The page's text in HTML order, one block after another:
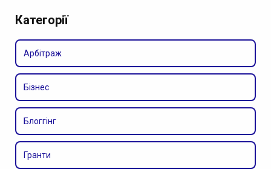
Категорії
Арбітраж
Бізнес
Блоггінг
Гранти